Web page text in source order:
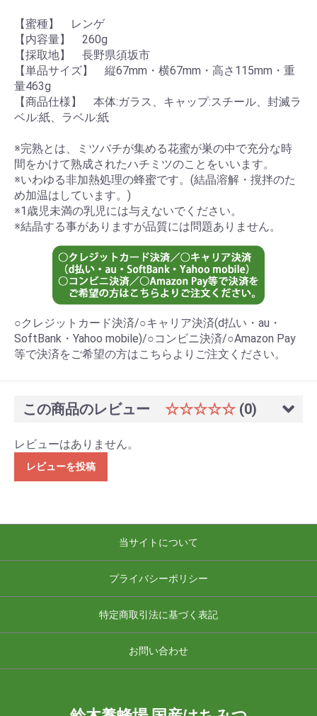
【蜜種】 レンゲ
【内容量】 260g
【採取地】 長野県須坂市
【単品サイズ】 縦67mm・横67mm・高さ115mm・重
量463g
【商品仕様】 本体:ガラス、キャップ:スチール、封滅ラ
ベル:紙、ラベル:紙
※完熟とは、ミツバチが集める花蜜が巣の中で充分な時
間をかけて熟成されたハチミツのことをいいます。
※いわゆる非加熱処理の蜂蜜です。(結晶溶解・撹拌のた
め加温はしています。)
※1歳児未満の乳児には与えないでください。
※結晶する事がありますが品質には問題ありません。
○クレジットカード決済/○キャリア決済(d払い・au・
SoftBank・Yahoo mobile)/○コンビニ決済/○Amazon Pay
等で決済をご希望の方はこちらよりご注文ください。
この商品のレビュー ☆☆☆☆☆ (0)
レビューはありません。
レビューを投稿
当サイトについて
プライバシーポリシー
特定商取引法に基づく表記
お問い合わせ